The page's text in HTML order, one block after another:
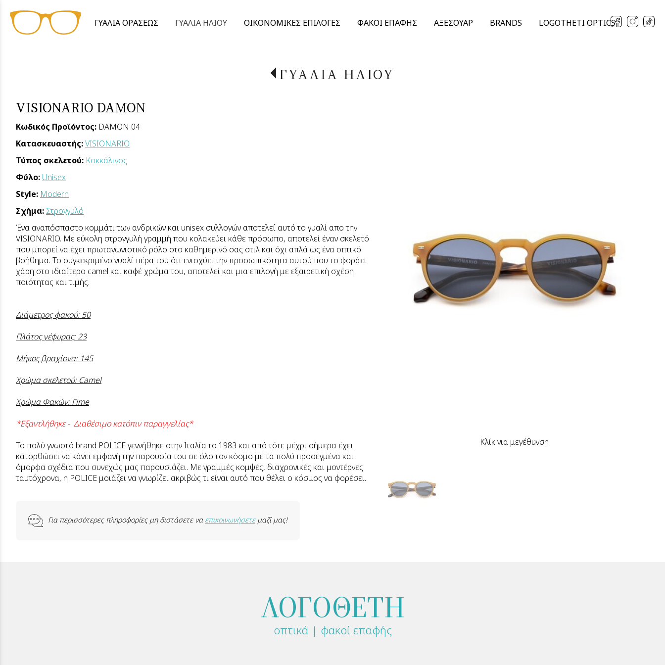
ΓΥΑΛΙΑ ΟΡΑΣΕΩΣ ΓΥΑΛΙΑ ΗΛΙΟΥ ΟΙΚΟΝΟΜΙΚΕΣ ΕΠΙΛΟΓΕΣ ΦΑΚΟΙ ΕΠΑΦΗΣ ΑΞΕΣΟΥΑΡ BRANDS LOGOTHETI OPTICS
ΓΥΑΛΙΑ ΗΛΙΟΥ
Κλίκ για μεγέθυνση
VISIONARIO DAMON
Κωδικός Προϊόντος: DAMON 04
Κατασκευαστής:VISIONARIO
Τύπος σκελετού: Κοκκάλινος
Φύλο: Unisex
Style: Modern
Σχήμα: Στρογγυλό
Ένα αναπόσπαστο κομμάτι των ανδρικών και unisex συλλογών αποτελεί αυτό το γυαλί απο την
VISIONARIO. Με εύκολη στρογγυλή γραμμή που κολακεύει κάθε πρόσωπο, αποτελεί έναν σκελετό
που μπορεί να έχει πρωταγωνιστικό ρόλο στο καθημερινό σας στιλ και όχι απλά ως ένα οπτικό
βοήθημα. Το συγκεκριμένο γυαλί πέρα του ότι ενισχύει την προσωπικότητα αυτού που το φοράει
χάρη στο ιδιαίτερο camel και καφέ χρώμα του, αποτελεί και μια επιλογή με εξαιρετική σχέση
ποιότητας και τιμής.
Διάμετρος φακού: 50
Πλάτος γέφυρας: 23
Μήκος βραχίονα: 145
Χρώμα σκελετού: Camel
Χρώμα Φακών: Fime
*Εξαντλήθηκε - Διαθέσιμο κατόπιν παραγγελίας*
Το πολύ γνωστό brand POLICE γεννήθηκε στην Ιταλία το 1983 και από τότε μέχρι σήμερα έχει
κατορθώσει να κάνει εμφανή την παρουσία του σε όλο τον κόσμο με τα πολύ προσεγμένα και
όμορφα σχέδια που συνεχώς μας παρουσιάζει. Με γραμμές κομψές, διαχρονικές και μοντέρνες
ταυτόχρονα, η POLICE μοιάζει να γνωρίζει ακριβώς τι είναι αυτό που θέλει ο κόσμος να φορέσει.
Για περισσότερες πληροφορίες μη διστάσετε να επικοινωνήσετεμαζί μας!
ΛΟΓΟΘΕΤΗ
οπτικά | φακοί επαφής